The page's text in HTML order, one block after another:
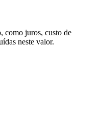
como juros, custo de
neste valor.